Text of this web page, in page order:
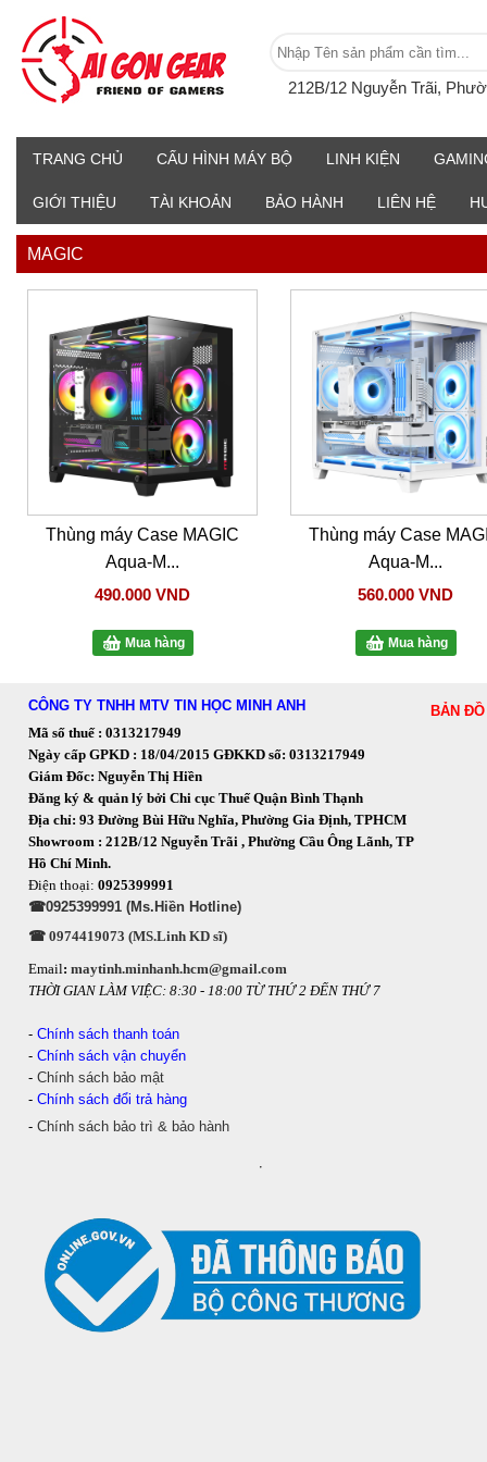
212B/12 Nguyễn Trãi,
TRANG CHỦ CẤU HÌNH MÁY BỘ LINH KIỆN
GIỚI THIỆU TÀI KHOẢN BẢO HÀNH LIÊN HỆ
MAGIC
Thùng máy Case MAGIC
Aqua-M...
490.000 VND
Mua hàng
Thùng máy Case
Aqua-M...
560.000 VND
Mua hàng
CÔNG TY TNHH MTV TIN HỌC MINH ANH
Mã số thuế : 0313217949
Ngày cấp GPKD : 18/04/2015 GĐKKD số: 0313217949
Giám Đốc: Nguyễn Thị Hiền
Đăng ký & quản lý bởi Chi cục Thuế Quận Bình Thạnh
Địa chỉ: 93 Đường Bùi Hữu Nghĩa, Phường Gia Định, TPHCM
Showroom : 212B/12 Nguyễn Trãi , Phường Cầu Ông Lãnh, TP
Hồ Chí Minh.
Điện thoại: 0925399991
☎0925399991 (Ms.Hiền Hotline)
☎ 0974419073 (MS.Linh KD sĩ)
Email: maytinh.minhanh.hcm@gmail.com
THỜI GIAN LÀM VIỆC: 8:30 - 18:00 TỪ THỨ 2 ĐẾN THỨ 7
- Chính sách thanh toán
- Chính sách vận chuyển
- Chính sách bảo mật
- Chính sách đổi trả hàng
- Chính sách bảo trì & bảo hành
BẢN